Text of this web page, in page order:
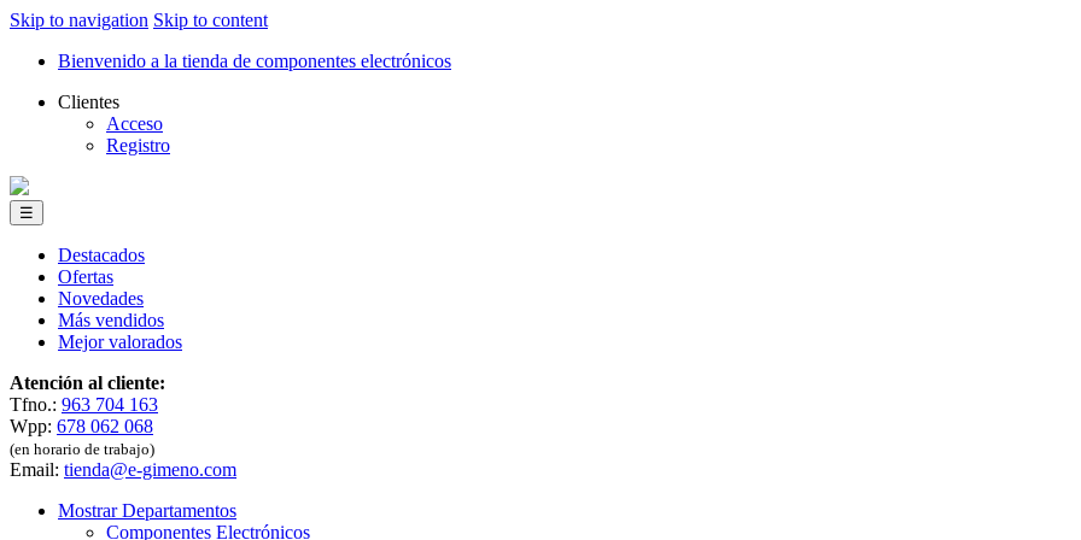
Skip to navigation Skip to content
Bienvenido a la tienda de componentes electrónicos
Clientes
Acceso
Registro
☰
Destacados
Ofertas
Novedades
Más vendidos
Mejor valorados
Atención al cliente:
Tfno.: 963 704 163
Wpp: 678 062 068
(en horario de trabajo)
Email: tienda@e-gimeno.com
Mostrar Departamentos
Componentes Electrónicos